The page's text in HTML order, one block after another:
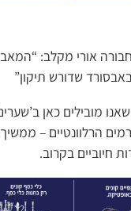
אורי מקלב:
שדורש תיקון”
מובילים כאן
הרלוונטיים –
חיוביים בקרוב.